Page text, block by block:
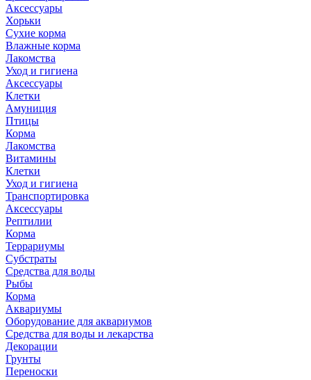
Аксессуары
Хорьки
Сухие корма
Влажные корма
Лакомства
Уход и гигиена
Аксессуары
Клетки
Амуниция
Птицы
Корма
Лакомства
Витамины
Клетки
Уход и гигиена
Транспортировка
Аксессуары
Рептилии
Корма
Террариумы
Субстраты
Средства для воды
Рыбы
Корма
Аквариумы
Оборудование для аквариумов
Средства для воды и лекарства
Декорации
Грунты
Переноски